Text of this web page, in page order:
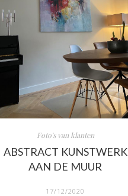
Foto's van klanten
ABSTRACT KUNSTWERK
AAN DE MUUR
17/12/2020